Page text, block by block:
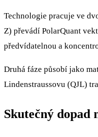
Technologie pracuje ve
Z) převádí PolarQuant
předvídatelnou a
Druhá fáze působí jako
Lindenstraussovu (QJL)
Skutečný dopad